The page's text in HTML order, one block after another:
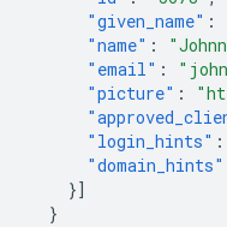
"given_name" :
"name" :
"email" :
"picture" :
"login_hints" :
"domain_hints"
}]
}